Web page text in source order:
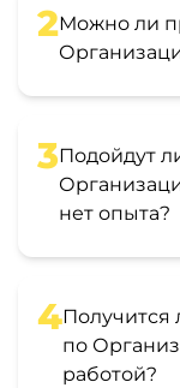
2Можно ли
3Подойдут
нет опыта?
4Получится
по
работой?